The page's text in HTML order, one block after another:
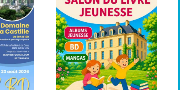
2026
COSNAC
(Corrèze - France)
le 5 septembre 2026
Plus d'informations